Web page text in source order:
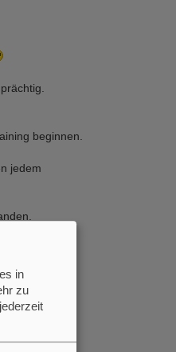
beginnen.
jedem
in
zu